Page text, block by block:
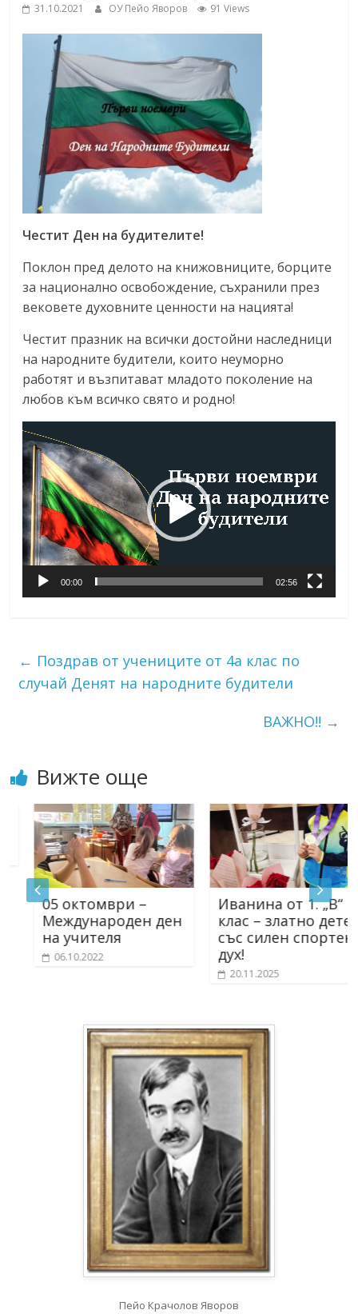
31.10.2021 ОУ Пейо Яворов 91 Views
Честит Ден на будителите!
Поклон пред делото на книжовниците, борците
за национално освобождение, съхранили през
вековете духовните ценности на нацията!
Честит празник на всички достойни наследници
на народните будители, които неуморно
работят и възпитават младото поколение на
любов към всичко свято и родно!
Видео
00:00 02:56
← Поздрав от учениците от 4а клас по
случай Денят на народните будители
ВАЖНО!! →
Вижте още
05 октомври –
Международен ден
на учителя
06.10.2022
Иванина от 1. „В“
клас – златно дете
със силен спортен
дух!
20.11.2025
Пейо Крачолов Яворов